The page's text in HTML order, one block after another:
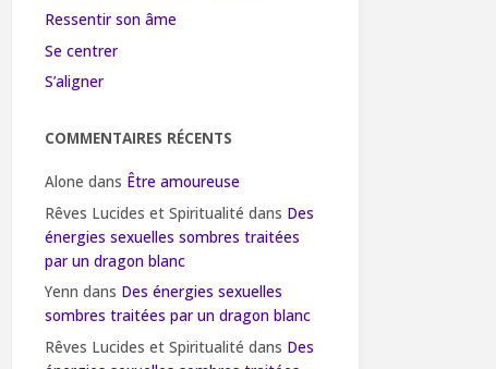
Ressentir son âme
Se centrer
S’aligner
COMMENTAIRES RÉCENTS
Alone dans Être amoureuse
Rêves Lucides et Spiritualité dans Des
énergies sexuelles sombres traitées
par un dragon blanc
Yenn dans Des énergies sexuelles
sombres traitées par un dragon blanc
Rêves Lucides et Spiritualité dans Des